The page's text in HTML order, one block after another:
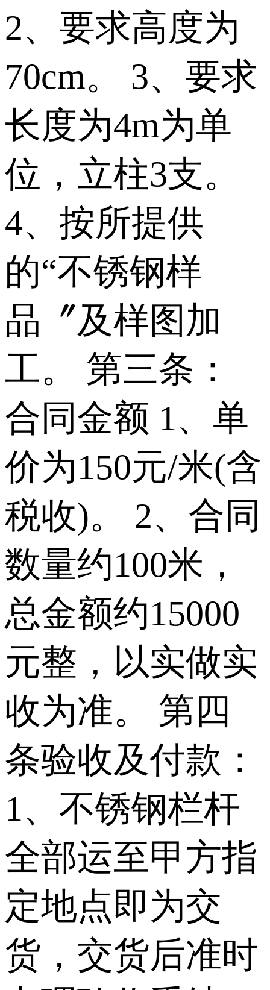
2、要求高度为
70cm。 3、要求
长度为4m为单
位，立柱3支。
4、按所提供
的“不锈钢样
品〞及样图加
工。 第三条：
合同金额 1、单
价为150元/米(含
税收)。 2、合同
数量约100米，
总金额约15000
元整，以实做实
收为准。 第四
条验收及付款：
1、不锈钢栏杆
全部运至甲方指
定地点即为交
货，交货后准时